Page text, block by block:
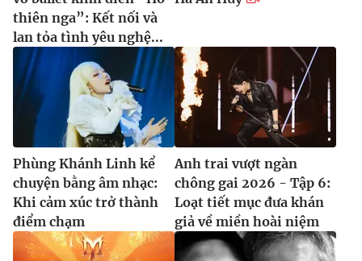
thiên nga”: Kết nối và
lan tỏa tình yêu nghệ...
Phùng Khánh Linh kể
chuyện bằng âm nhạc:
Khi cảm xúc trở thành
điểm chạm
Anh trai vượt ngàn
chông gai 2026 - Tập 6:
Loạt tiết mục đưa khán
giả về miền hoài niệm